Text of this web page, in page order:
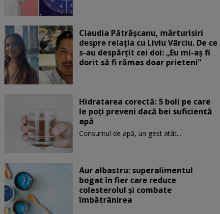
Claudia Pătrășcanu, mărturisiri
despre relația cu Liviu Vârciu. De ce
s-au despărțit cei doi: „Eu mi-aș fi
dorit să fi rămas doar prieteni”
Hidratarea corectă: 5 boli pe care
le poți preveni dacă bei suficientă
apă
Consumul de apă, un gest atât...
Aur albastru: superalimentul
bogat în fier care reduce
colesterolul și combate
îmbătrânirea